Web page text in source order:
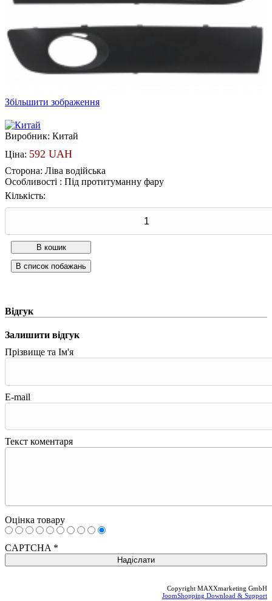
Збільшити зображення
Виробник: Китай
Ціна: 592 UAH
Сторона: Ліва водійська
Особливості : Під протитуманну фару
Кількість:
Відгук
Залишити відгук
Прізвище та Ім'я
E-mail
Текст коментаря
Оцінка товару
CAPTCHA *
Copyright MAXXmarketing GmbH
JoomShopping Download & Support